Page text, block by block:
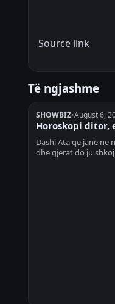
Source link
Të ngjashme
SHOWBIZ•August 6,
Horoskopi ditor,
Dashi Ata qe janë
dhe gjerat do ju